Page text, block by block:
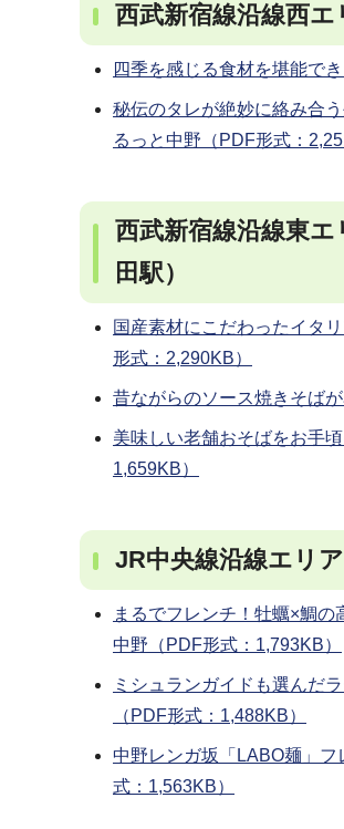
西武新宿線沿線西
四季を感じる食材を堪能で
秘伝のタレが絶妙に絡み合
るっと中野（PDF形式：
西武新宿線沿線東
田駅）
国産素材にこだわったイ
形式：2,290KB）
昔ながらのソース焼きそば
美味しい老舗おそばをお手
1,659KB）
JR中央線沿線エリ
まるでフレンチ！牡蠣×鯛
中野（PDF形式：1,793KB）
ミシュランガイドも選ん
（PDF形式：1,488KB）
中野レンガ坂「LABO麺」
式：1,563KB）